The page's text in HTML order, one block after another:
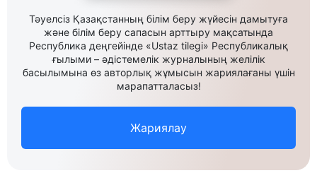
Тәуелсіз Қазақстанның білім беру жүйесін дамытуға
және білім беру сапасын арттыру мақсатында
Республика деңгейінде «Ustaz tilegi» Республикалық
ғылыми – әдістемелік журналының желілік
басылымына өз авторлық жұмысын жариялағаны үшін
марапатталасыз!
Жариялау